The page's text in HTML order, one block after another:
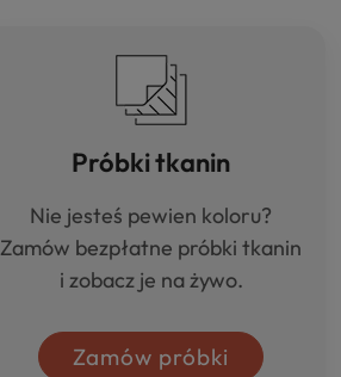
Próbki tkanin
Nie jesteś pewien koloru?
Zamów bezpłatne próbki tkanin
i zobacz je na żywo.
Zamów próbki